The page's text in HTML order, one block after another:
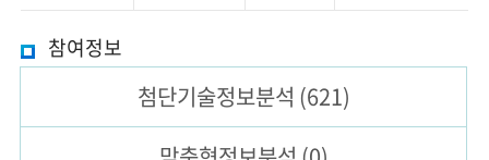
력
과
학
보
참여정보
첨단기술정보분석 (621)